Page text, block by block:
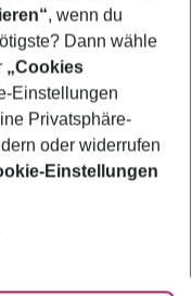
, wenn du
Dann wähle
„Cookies
Einstellungen
Privatsphäre-
oder widerrufen
Einstellungen